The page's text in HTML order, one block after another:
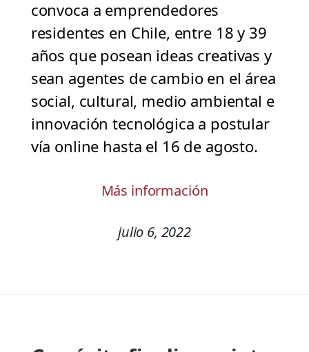
convoca a emprendedores
residentes en Chile, entre 18 y 39
años que posean ideas creativas y
sean agentes de cambio en el área
social, cultural, medio ambiental e
innovación tecnológica a postular
vía online hasta el 16 de agosto.
Más información
julio 6, 2022